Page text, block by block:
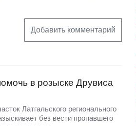
Добавить комментарий
в розыске Друвиса
Латгальского регионального
без вести пропавшего